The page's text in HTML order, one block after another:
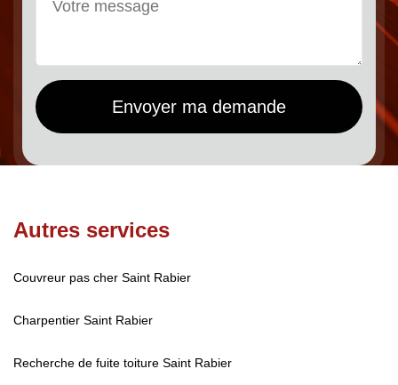
Autres services
Couvreur pas cher Saint Rabier
Charpentier Saint Rabier
Recherche de fuite toiture Saint Rabier